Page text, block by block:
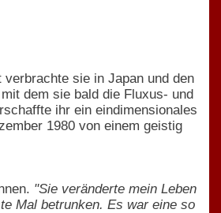
sie in Japan und den
dem sie bald die Fluxus- und
ihr ein eindimensionales
1980 von einem geistig
"Sie veränderte mein Leben
Mal betrunken. Es war eine so